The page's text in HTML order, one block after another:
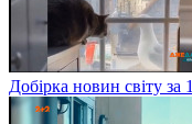
Добірка новин світу за